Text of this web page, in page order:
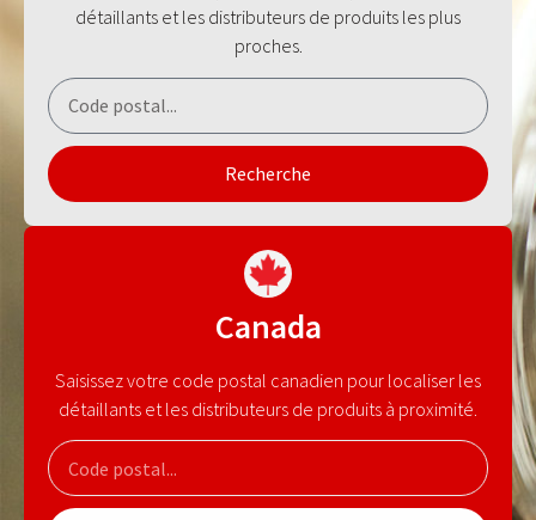
détaillants et les distributeurs de produits les plus
proches.
Recherche
Canada
Saisissez votre code postal canadien pour localiser les
détaillants et les distributeurs de produits à proximité.